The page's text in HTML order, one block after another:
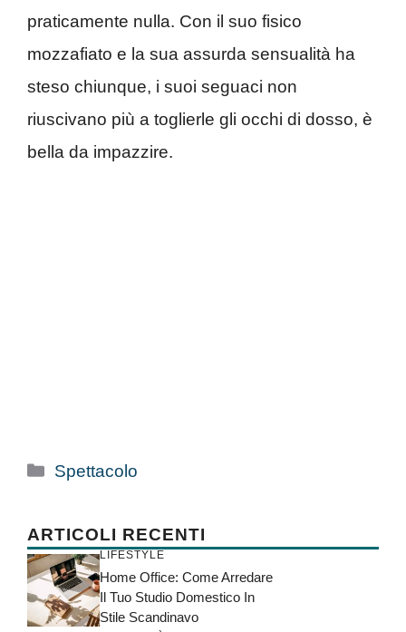
praticamente nulla. Con il suo fisico
mozzafiato e la sua assurda sensualità ha
steso chiunque, i suoi seguaci non
riuscivano più a toglierle gli occhi di dosso, è
bella da impazzire.
Categorie
Spettacolo
ARTICOLI RECENTI
LIFESTYLE
Home Office: Come Arredare
Il Tuo Studio Domestico In
Stile Scandinavo